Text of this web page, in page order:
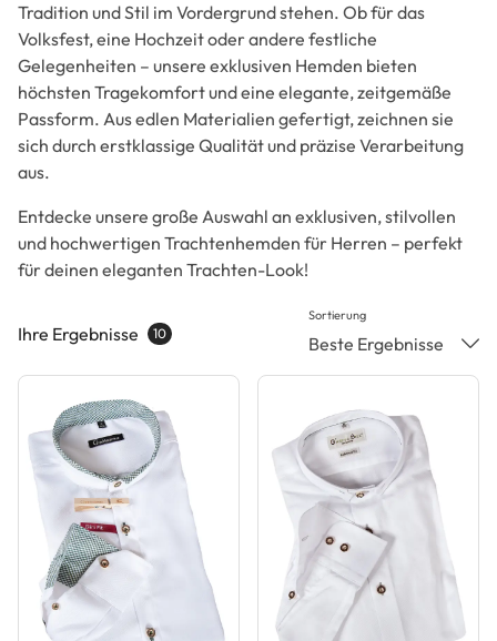
Tradition und Stil im Vordergrund stehen. Ob für das
Volksfest, eine Hochzeit oder andere festliche
Gelegenheiten – unsere exklusiven Hemden bieten
höchsten Tragekomfort und eine elegante, zeitgemäße
Passform. Aus edlen Materialien gefertigt, zeichnen sie
sich durch erstklassige Qualität und präzise Verarbeitung
aus.
Entdecke unsere große Auswahl an exklusiven, stilvollen
und hochwertigen Trachtenhemden für Herren – perfekt
für deinen eleganten Trachten-Look!
Ihre Ergebnisse 10
Sortierung
Beste Ergebnisse